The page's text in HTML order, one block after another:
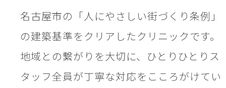
名古屋市の「人にやさしい街づくり条例」
の建築基準をクリアしたクリニックです。
地域との繋がりを大切に、ひとりひとりス
タッフ全員が丁寧な対応をこころがけてい